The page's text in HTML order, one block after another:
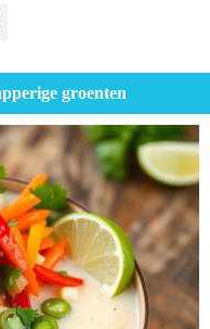
groenten